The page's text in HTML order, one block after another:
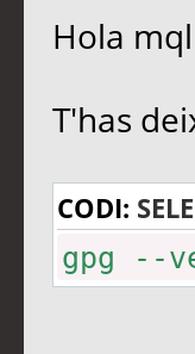
Hola
T'has
CODI:
gpg --